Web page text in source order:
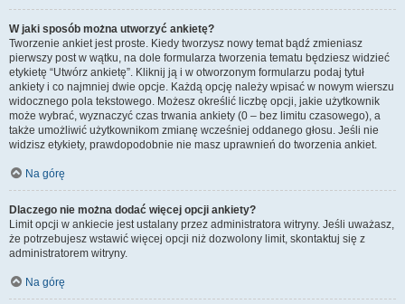
W jaki sposób można utworzyć ankietę?
Tworzenie ankiet jest proste. Kiedy tworzysz nowy temat bądź zmieniasz
pierwszy post w wątku, na dole formularza tworzenia tematu będziesz widzieć
etykietę “Utwórz ankietę”. Kliknij ją i w otworzonym formularzu podaj tytuł
ankiety i co najmniej dwie opcje. Każdą opcję należy wpisać w nowym wierszu
widocznego pola tekstowego. Możesz określić liczbę opcji, jakie użytkownik
może wybrać, wyznaczyć czas trwania ankiety (0 – bez limitu czasowego), a
także umożliwić użytkownikom zmianę wcześniej oddanego głosu. Jeśli nie
widzisz etykiety, prawdopodobnie nie masz uprawnień do tworzenia ankiet.
Na górę
Dlaczego nie można dodać więcej opcji ankiety?
Limit opcji w ankiecie jest ustalany przez administratora witryny. Jeśli uważasz,
że potrzebujesz wstawić więcej opcji niż dozwolony limit, skontaktuj się z
administratorem witryny.
Na górę